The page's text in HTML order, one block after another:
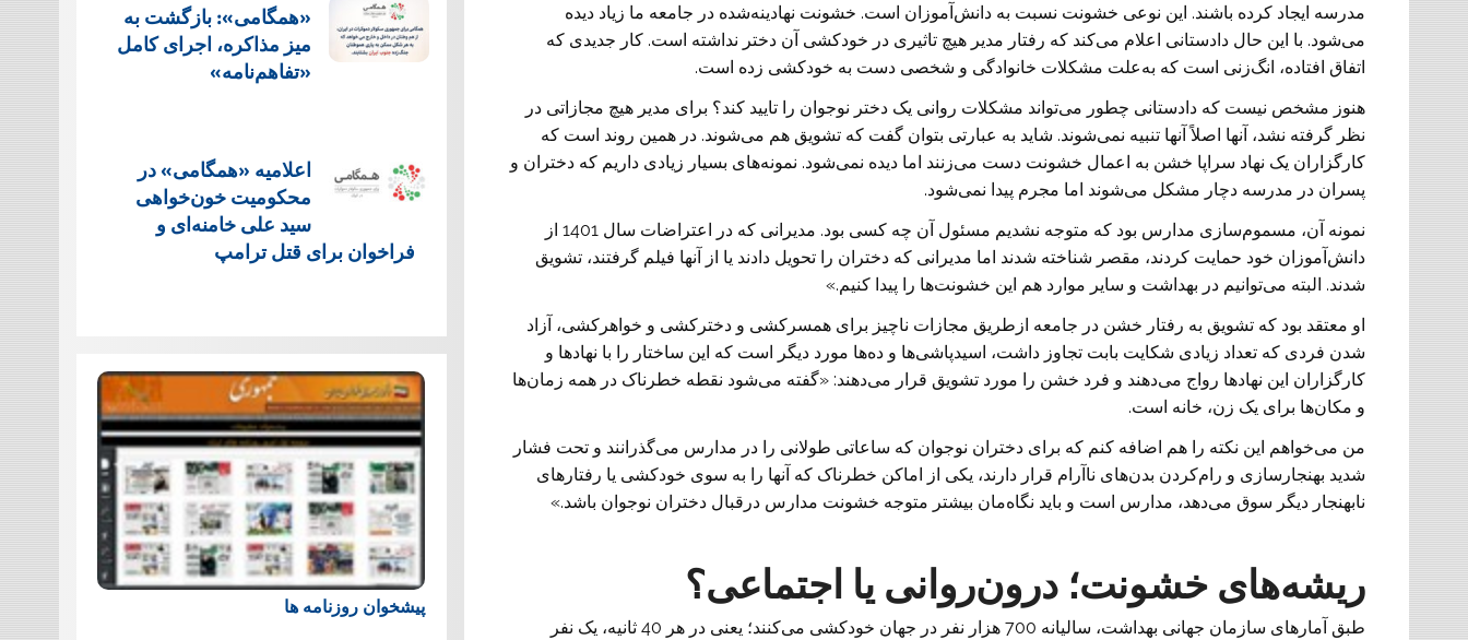
مدرسه ایجاد کرده باشند. این نوعی خشونت نسبت به دانش‌آموزان است. خشونت نهادینه‌شده در جامعه ما زیاد دیده
می‌شود. با این حال دادستانی اعلام می‌کند که رفتار مدیر هیچ تاثیری در خودکشی آن دختر نداشته است. کار جدیدی که
اتفاق افتاده، انگ‌زنی است که به‌علت مشکلات خانوادگی و شخصی دست به خودکشی زده است.
هنوز مشخص نیست که دادستانی چطور می‌تواند مشکلات روانی یک دختر نوجوان را تایید کند؟ برای مدیر هیچ مجازاتی در
نظر گرفته نشد، آنها اصلاً آنها تنبیه نمی‌شوند. شاید به عبارتی بتوان گفت که تشویق هم می‌شوند. در همین روند است که
کارگزاران یک نهاد سراپا خشن به اعمال خشونت دست می‌زنند اما دیده نمی‌شود. نمونه‌های بسیار زیادی داریم که دختران و
پسران در مدرسه دچار مشکل می‌شوند اما مجرم پیدا نمی‌شود.
نمونه آن، مسموم‌سازی مدارس بود که متوجه نشدیم مسئول آن چه کسی بود. مدیرانی که در اعتراضات سال 1401 از
دانش‌آموزان خود حمایت کردند، مقصر شناخته شدند اما مدیرانی که دختران را تحویل دادند یا از آنها فیلم گرفتند، تشویق
شدند. البته می‌توانیم در بهداشت و سایر موارد هم این خشونت‌ها را پیدا کنیم.»
او معتقد بود که تشویق به رفتار خشن در جامعه ازطریق مجازات ناچیز برای همسرکشی و دخترکشی و خواهرکشی، آزاد
شدن فردی که تعداد زیادی شکایت بابت تجاوز داشت، اسیدپاشی‌ها و ده‌ها مورد دیگر است که این ساختار را با نهادها و
کارگزاران این نهادها رواج می‌دهند و فرد خشن را مورد تشویق قرار می‌دهند: «گفته می‌شود نقطه خطرناک‌ در همه زمان‌ها
و مکان‌ها برای یک زن، خانه است.
من می‌خواهم این نکته را هم اضافه کنم که برای دختران نوجوان که ساعاتی طولانی را در مدارس می‌گذرانند و تحت فشار
شدید بهنجارسازی و رام‌کردن بدن‌های ناآرام قرار دارند، یکی از اماکن خطرناک که آنها را به سوی خودکشی یا رفتارهای
نابهنجار دیگر سوق می‌دهد، مدارس است و باید نگاه‌مان بیشتر متوجه خشونت مدارس درقبال دختران نوجوان باشد.»
ریشه‌های خشونت؛ درون‌روانی یا اجتماعی؟
طبق آمارهای سازمان جهانی بهداشت، سالیانه 700 هزار نفر در جهان خودکشی می‌کنند؛ یعنی در هر 40 ثانیه، یک نفر
«همگامی»: بازگشت به
میز مذاکره، اجرای کامل
«تفاهم‌نامه»
اعلامیه «همگامی» در
محکومیت خون‌خواهی
سید علی خامنه‌ای و
فراخوان برای قتل ترامپ
پیشخوان روزنامه ها